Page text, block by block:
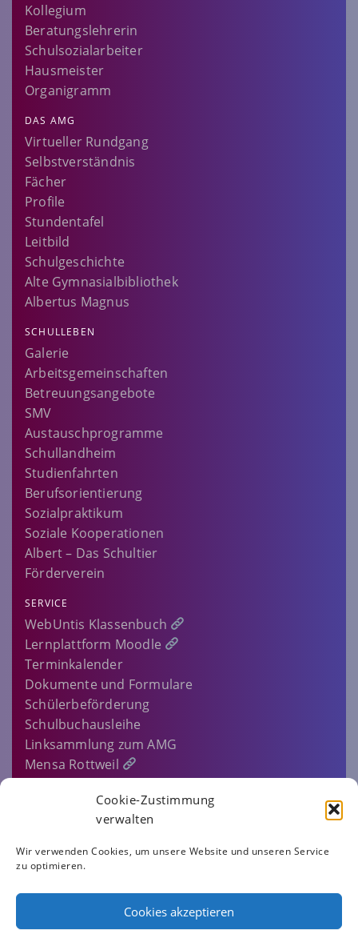
Cookie-Zustimmung
verwalten
Wir verwenden Cookies, um unsere Website und unseren Service
zu optimieren.
Cookies akzeptieren
Kollegium
Beratungslehrerin
Schulsozialarbeiter
Hausmeister
Organigramm
DAS AMG
Virtueller Rundgang
Selbstverständnis
Fächer
Profile
Stundentafel
Leitbild
Schulgeschichte
Alte Gymnasialbibliothek
Albertus Magnus
SCHULLEBEN
Galerie
Arbeitsgemeinschaften
Betreuungsangebote
SMV
Austauschprogramme
Schullandheim
Studienfahrten
Berufsorientierung
Sozialpraktikum
Soziale Kooperationen
Albert – Das Schultier
Förderverein
SERVICE
WebUntis Klassenbuch
Lernplattform Moodle
Terminkalender
Dokumente und Formulare
Schülerbeförderung
Schulbuchausleihe
Linksammlung zum AMG
Mensa Rottweil
Sitemap
IMPRESSUM
COOKIE-RICHTLINIE (EU)